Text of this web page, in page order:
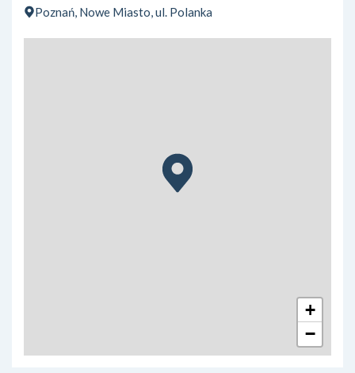
Poznań, Nowe Miasto, ul. Polanka
+
−